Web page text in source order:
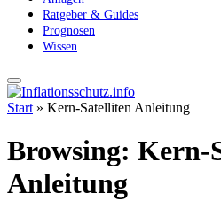
Ratgeber & Guides
Prognosen
Wissen
Start » Kern-Satelliten Anleitung
Browsing: Kern-
Anleitung